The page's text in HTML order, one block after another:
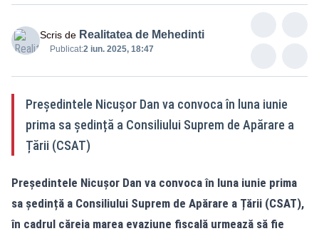
Scris de Realitatea de Mehedinti
Publicat:2 iun. 2025, 18:47
Președintele Nicușor Dan va convoca în luna iunie
prima sa ședință a Consiliului Suprem de Apărare a
Țării (CSAT)
Președintele Nicușor Dan va convoca în luna iunie prima
sa ședință a Consiliului Suprem de Apărare a Țării (CSAT),
în cadrul căreia marea evaziune fiscală urmează să fie